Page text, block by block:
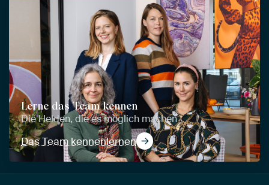
Lerne das Team kennen
Die Helden, die es möglich machen
Das Team kennenlernen